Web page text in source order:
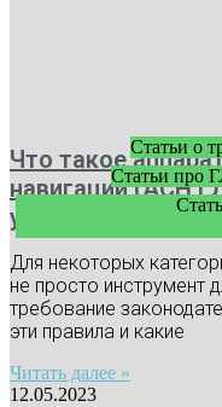
Статьи о
Статьи про
Что такое
навигации (АСН
устанавливать
Для некоторых
не просто инструмент
требование
эти правила и какие
Читать далее »
12.05.2023